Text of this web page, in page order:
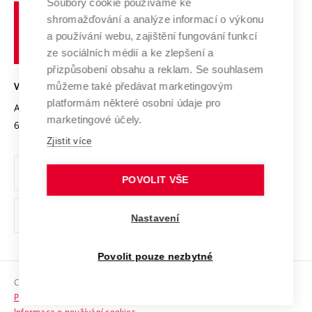
Výzkumné infrastruktury
Transfer znalostí
Open Science
Projekty
Projekty ze strukturálních fondů
Specifický výzkum
Spolupráce se školami
Služby univerzity
Mezinárodní dohody
Univerzitní sítě
Udržitelná univerzita
Podnikavá univerzita / ContriBUTe
Bezpečná univerzita
Vyznamenání
Organizační struktura
Ochrana osobních údajů
odkaz)
Sociální bezpečí
HR Award
učení
technické
VYSOKÉ UČENÍ TECHNICKÉ V BRNĚ
Antonínská 548/1
602 00 Brno
www.vut.cz
vut@vutbr.cz
Copyright © 2026 VUT
Prohlášení o přístupnosti
Soubory cookie používáme ke
shromažďování a analýze informací o výkonu
a používání webu, zajištění fungování funkcí
ze sociálních médií a ke zlepšení a
přizpůsobení obsahu a reklam. Se souhlasem
můžeme také předávat marketingovým
platformám některé osobní údaje pro
marketingové účely.
Zjistit více
POVOLIT VŠE
Nastavení
Povolit pouze nezbytné